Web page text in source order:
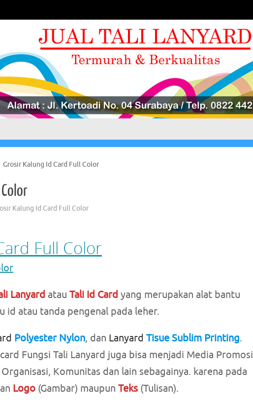
Grosir Kalung Id Card Full Color
Kalung Id Card Full Color
Full Color
Lanyard atau Tali Id Card yang merupakan alat bantu
id atau tanda pengenal pada leher.
Polyester Nylon, dan Lanyard Tisue Sublim Printing.
Fungsi Tali Lanyard juga bisa menjadi Media Promosi
Komunitas dan lain sebagainya. karena pada
Logo (Gambar) maupun Teks (Tulisan).